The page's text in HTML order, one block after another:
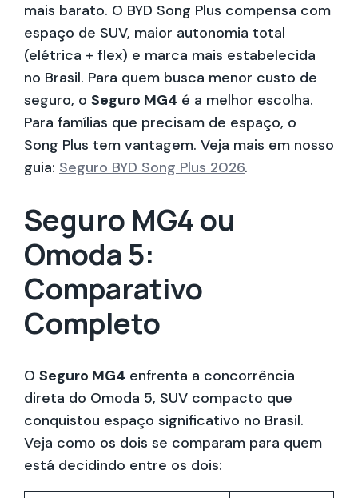
mais barato. O BYD Song Plus compensa com
espaço de SUV, maior autonomia total
(elétrica + flex) e marca mais estabelecida
no Brasil. Para quem busca menor custo de
seguro, o Seguro MG4 é a melhor escolha.
Para famílias que precisam de espaço, o
Song Plus tem vantagem. Veja mais em nosso
guia: Seguro BYD Song Plus 2026.
Seguro MG4 ou
Omoda 5:
Comparativo
Completo
O Seguro MG4 enfrenta a concorrência
direta do Omoda 5, SUV compacto que
conquistou espaço significativo no Brasil.
Veja como os dois se comparam para quem
está decidindo entre os dois: